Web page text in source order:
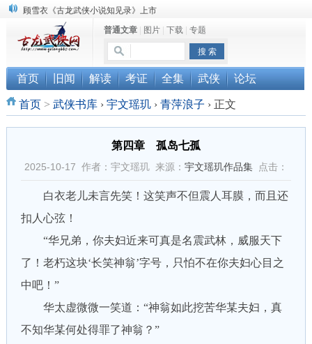
“武侠书库”查缺补漏活动圆满结束
《古龙小说原貌探究》修订版已上市
普通文章| 图片| 下载| 专题
首页 旧闻 解读 考证 全集 武侠 论坛
首页> 武侠书库 › 宇文瑶玑 › 青萍浪子 ›正文
第四章 孤岛七孤
2025-10-17 作者：宇文瑶玑 来源： 宇文瑶玑作品集点击：
白衣老儿未言先笑！这笑声不但震人耳膜，而且还
扣人心弦！
“华兄弟，你夫妇近来可真是名震武林，威服天下
了！老朽这块‘长笑神翁’字号，只怕不在你夫妇心目之
中吧！”
华太虚微微一笑道：“神翁如此挖苦华某夫妇，真
不知华某何处得罪了神翁？”